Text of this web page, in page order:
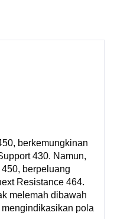
berkemungkinan
430. Namun,
berpeluang
Resistance 464.
melemah dibawah
pola